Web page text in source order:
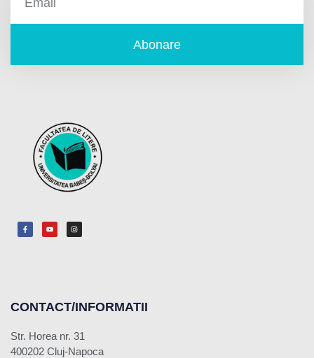
Abonare
CONTACT/INFORMATII
Str. Horea nr. 31
400202 Cluj-Napoca